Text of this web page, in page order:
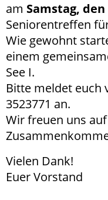
am Samstag, den
Seniorentreffen
Wie gewohnt
einem
See I.
Bitte meldet euch
3523771 an.
Wir freuen uns
Vielen Dank!
Euer Vorstand